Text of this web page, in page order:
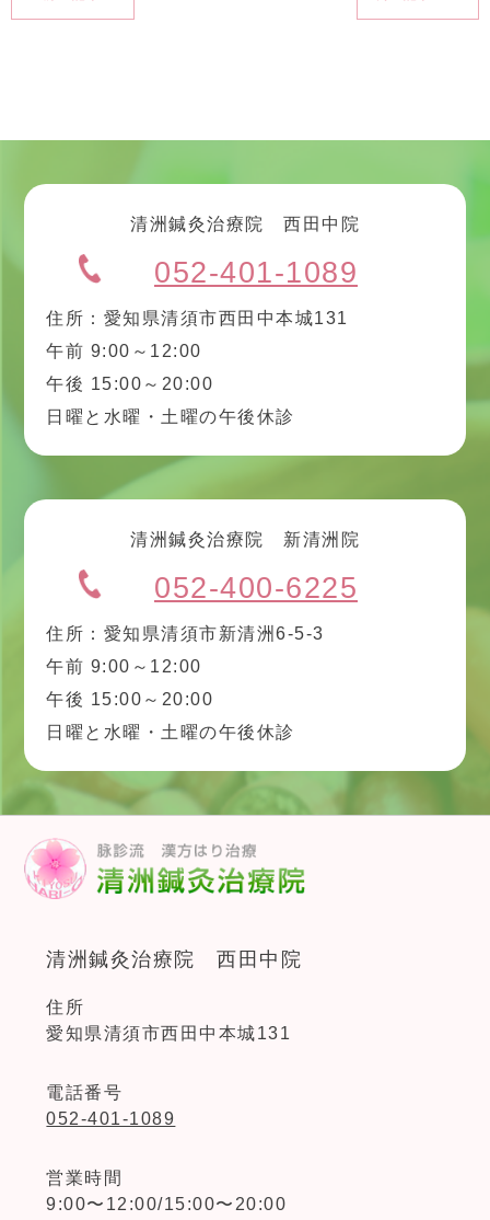
清洲鍼灸治療院 西田中院
052-401-1089
住所：愛知県清須市西田中本城131
午前 9:00～12:00
午後 15:00～20:00
日曜と水曜・土曜の午後休診
清洲鍼灸治療院 新清洲院
052-400-6225
住所：愛知県清須市新清洲6-5-3
午前 9:00～12:00
午後 15:00～20:00
日曜と水曜・土曜の午後休診
清洲鍼灸治療院 西田中院
住所
愛知県清須市西田中本城131
電話番号
052-401-1089
営業時間
9:00〜12:00/15:00〜20:00